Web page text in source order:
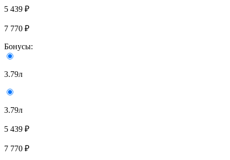
5 439 ₽
7 770 ₽
Бонусы:
3.79л
3.79л
5 439 ₽
7 770 ₽